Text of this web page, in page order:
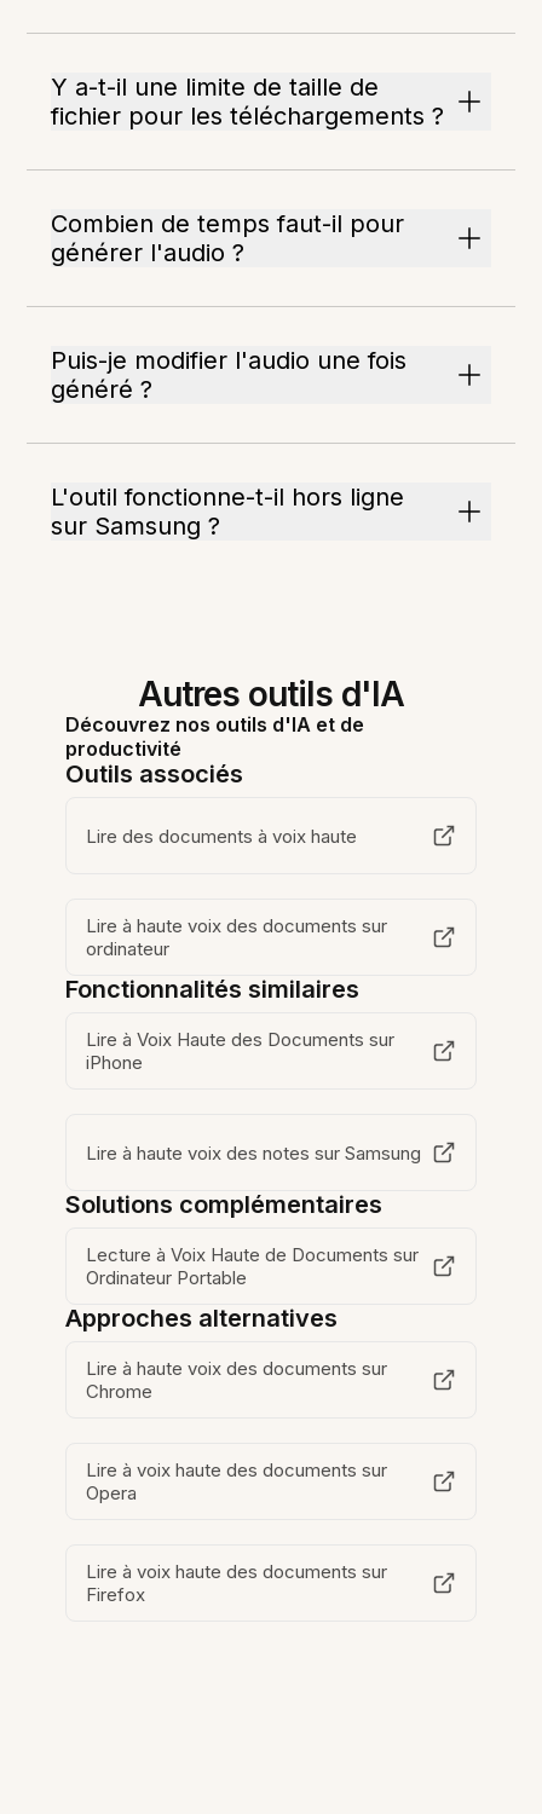
Y a-t-il une limite de taille de
fichier pour les téléchargements ?
Combien de temps faut-il pour
générer l'audio ?
Puis-je modifier l'audio une fois
généré ?
L'outil fonctionne-t-il hors ligne
sur Samsung ?
Autres outils d'IA
Découvrez nos outils d'IA et de
productivité
Outils associés
Lire des documents à voix haute
Lire à haute voix des documents sur
ordinateur
Fonctionnalités similaires
Lire à Voix Haute des Documents sur
iPhone
Lire à haute voix des notes sur Samsung
Solutions complémentaires
Lecture à Voix Haute de Documents sur
Ordinateur Portable
Approches alternatives
Lire à haute voix des documents sur
Chrome
Lire à voix haute des documents sur
Opera
Lire à voix haute des documents sur
Firefox